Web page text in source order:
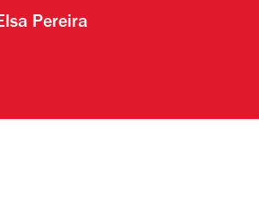
Pereira